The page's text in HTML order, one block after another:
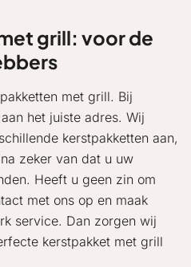
grill: voor de
met grill. Bij
het juiste adres. Wij
kerstpakketten aan,
zeker van dat u uw
Heeft u geen zin om
met ons op en maak
service. Dan zorgen wij
kerstpakket met grill